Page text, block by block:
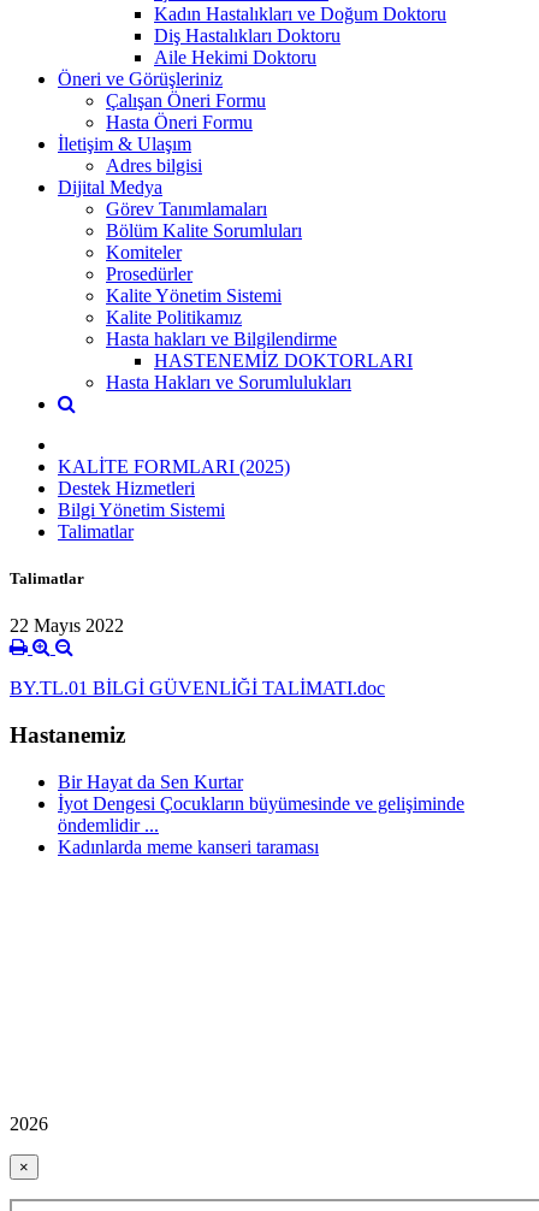
Kadın Hastalıkları ve Doğum Doktoru
Diş Hastalıkları Doktoru
Aile Hekimi Doktoru
Öneri ve Görüşleriniz
Çalışan Öneri Formu
Hasta Öneri Formu
İletişim & Ulaşım
Adres bilgisi
Dijital Medya
Görev Tanımlamaları
Bölüm Kalite Sorumluları
Komiteler
Prosedürler
Kalite Yönetim Sistemi
Kalite Politikamız
Hasta hakları ve Bilgilendirme
HASTENEMİZ DOKTORLARI
Hasta Hakları ve Sorumlulukları
KALİTE FORMLARI (2025)
Destek Hizmetleri
Bilgi Yönetim Sistemi
Talimatlar
Talimatlar
22 Mayıs 2022
BY.TL.01 BİLGİ GÜVENLİĞİ TALİMATI.doc
Hastanemiz
Bir Hayat da Sen Kurtar
İyot Dengesi Çocukların büyümesinde ve gelişiminde
öndemlidir ...
Kadınlarda meme kanseri taraması
2026
×